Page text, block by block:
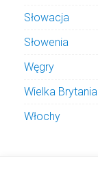
Słowacja
Słowenia
Węgry
Wielka Brytania
Włochy